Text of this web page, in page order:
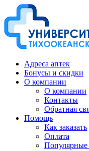
Адреса аптек
Бонусы и скидки
О компании
О компании
Контакты
Обратная
Помощь
Как заказать
Оплата